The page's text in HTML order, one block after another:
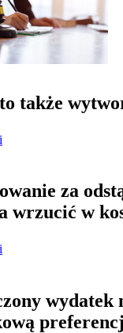
także
za
wrzucić w
wydatek